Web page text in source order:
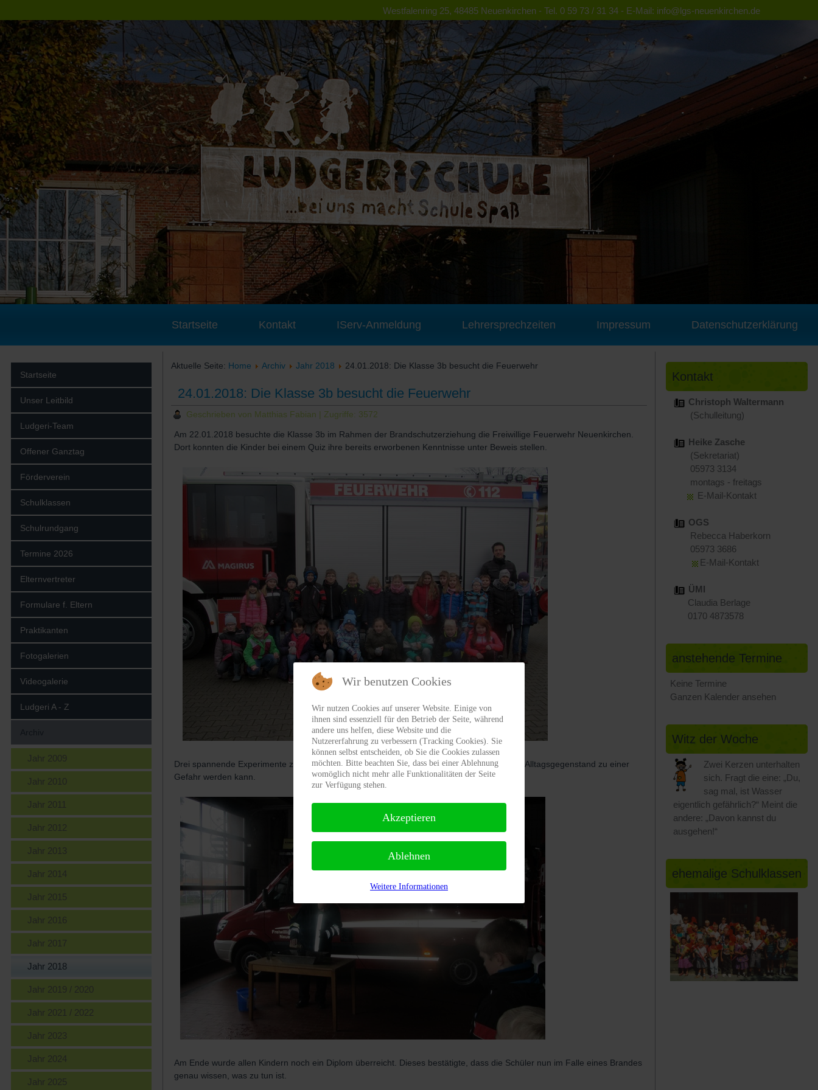
Westfalenring 25, 48485 Neuenkirchen - Tel. 0 59 73 / 31 34 - E-Mail: info@lgs-neuenkirchen.de
Startseite Kontakt IServ-Anmeldung Lehrersprechzeiten Impressum Datenschutzerklärung
Startseite
Unser Leitbild
Ludgeri-Team
Offener Ganztag
Förderverein
Schulklassen
Schulrundgang
Termine 2026
Elternvertreter
Formulare f. Eltern
Praktikanten
Fotogalerien
Videogalerie
Ludgeri A - Z
Jahr 2009
Jahr 2010
Jahr 2011
Jahr 2012
Jahr 2013
Jahr 2014
Jahr 2015
Jahr 2016
Jahr 2017
Jahr 2018
Jahr 2019 / 2020
Jahr 2021 / 2022
Jahr 2023
Jahr 2024
Jahr 2025
Aktuelle Seite: Home Archiv Jahr 2018 24.01.2018: Die Klasse 3b besucht die Feuerwehr
24.01.2018: Die Klasse 3b besucht die Feuerwehr
Geschrieben von Matthias Fabian | Zugriffe: 3572
Am 22.01.2018 besuchte die Klasse 3b im Rahmen der Brandschutzerziehung die Freiwillige Feuerwehr Neuenkirchen.
Dort konnten die Kinder bei einem Quiz ihre bereits erworbenen Kenntnisse unter Beweis stellen.
Drei spannende Experimente zeigten den Schülerinnen und Schülern, wie schnell auch ein Alltagsgegenstand zu einer
Gefahr werden kann.
Am Ende wurde allen Kindern noch ein Diplom überreicht. Dieses bestätigte, dass die Schüler nun im Falle eines Brandes
genau wissen, was zu tun ist.
Kontakt
Christoph Waltermann
(Schulleitung)
Heike Zasche
(Sekretariat)
05973 3134
montags - freitags
E-Mail-Kontakt
OGS
Rebecca Haberkorn
05973 3686
E-Mail-Kontakt
ÜMI
Claudia Berlage
0170 4873578
anstehende Termine
Keine Termine
Ganzen Kalender ansehen
Witz der Woche
Zwei Kerzen unterhalten
sich. Fragt die eine: „Du,
sag mal, ist Wasser
eigentlich gefährlich?“ Meint die
andere: „Davon kannst du
ausgehen!“
ehemalige Schulklassen
Wir benutzen Cookies
Wir nutzen Cookies auf unserer Website. Einige von
ihnen sind essenziell für den Betrieb der Seite, während
andere uns helfen, diese Website und die
Nutzererfahrung zu verbessern (Tracking Cookies). Sie
können selbst entscheiden, ob Sie die Cookies zulassen
möchten. Bitte beachten Sie, dass bei einer Ablehnung
womöglich nicht mehr alle Funktionalitäten der Seite
zur Verfügung stehen.
Akzeptieren
Ablehnen
Weitere Informationen